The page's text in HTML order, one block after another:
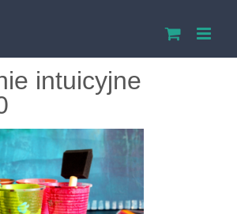
intuicyjne